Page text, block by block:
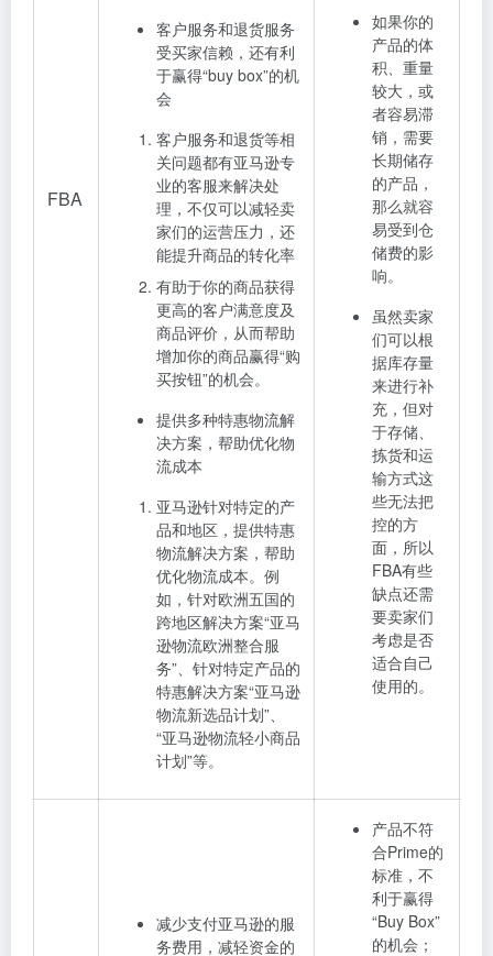
FBA
客户服务和退货服务
受买家信赖，还有利
于赢得“buy box”的机
会
客户服务和退货等相
关问题都有亚马逊专
业的客服来解决处
理，不仅可以减轻卖
家们的运营压力，还
能提升商品的转化率
有助于你的商品获得
更高的客户满意度及
商品评价，从而帮助
增加你的商品赢得“购
买按钮”的机会。
提供多种特惠物流解
决方案，帮助优化物
流成本
亚马逊针对特定的产
品和地区，提供特惠
物流解决方案，帮助
优化物流成本。例
如，针对欧洲五国的
跨地区解决方案“亚马
逊物流欧洲整合服
务”、针对特定产品的
特惠解决方案“亚马逊
物流新选品计划”、
“亚马逊物流轻小商品
计划”等。
如果你的
产品的体
积、重量
较大，或
者容易滞
销，需要
长期储存
的产品，
那么就容
易受到仓
储费的影
响。
虽然卖家
们可以根
据库存量
来进行补
充，但对
于存储、
拣货和运
输方式这
些无法把
控的方
面，所以
FBA有些
缺点还需
要卖家们
考虑是否
适合自己
使用的。
减少支付亚马逊的服
务费用，减轻资金的
产品不符
合Prime的
标准，不
利于赢得
“Buy Box”
的机会；